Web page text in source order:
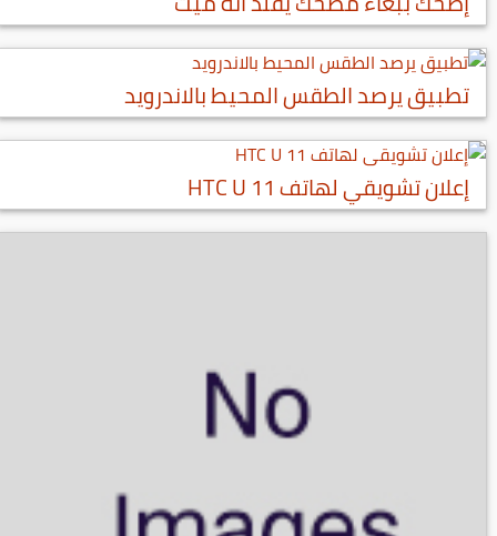
تطبيق يرصد الطقس المحيط بالاندرويد
إعلان تشويقي لهاتف HTC U 11